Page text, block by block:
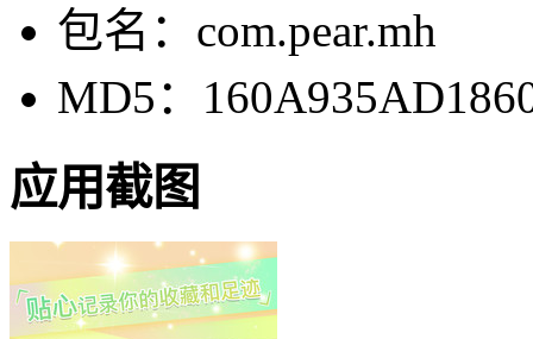
包名：com.pear.mh
MD5：
应用截图